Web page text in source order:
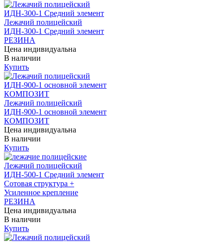
Лежачий полицейский
ИДН-300-1 Средний элемент
РЕЗИНА
Цена индивидуальна
В наличии
Купить
Лежачий полицейский
ИДН-900-1 основной элемент
КОМПОЗИТ
Цена индивидуальна
В наличии
Купить
Лежачий полицейский
ИДН-500-1 Средний элемент
Сотовая структура +
Усиленное крепление
РЕЗИНА
Цена индивидуальна
В наличии
Купить